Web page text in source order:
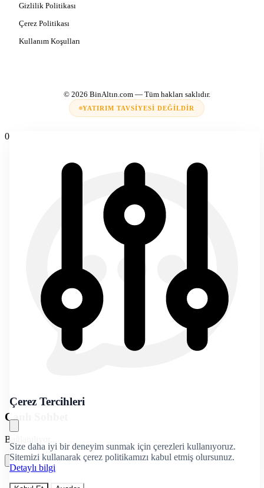
Gizlilik Politikası
Çerez Politikası
Kullanım Koşulları
© 2026 BinAltın.com— Tüm hakları saklıdır.
YATIRIM TAVSIYESI DEĞILDIR
Çerez Tercihleri
Size daha iyi bir deneyim sunmak için çerezleri kullanıyoruz.
Sitemizi kullanarak çerez politikamızı kabul etmiş olursunuz.
Detaylı bilgi
0
Canlı Sohbet
Bağlanılıyor...